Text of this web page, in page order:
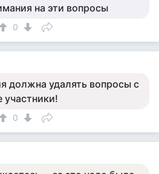
на эти вопросы
0
должна удалять вопросы с
участники!
0